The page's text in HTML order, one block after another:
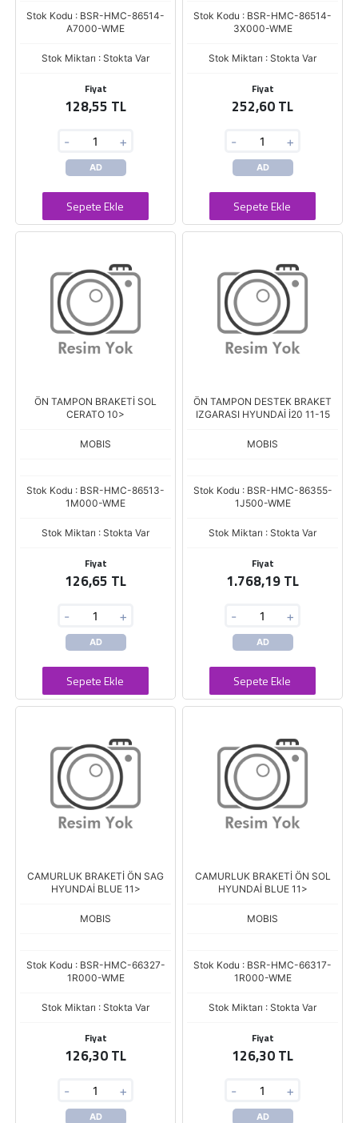
Stok Kodu : BSR-HMC-86514-
A7000-WME
Stok Miktarı : Stokta Var
Fiyat
128,55 TL
- +
AD
Sepete Ekle
Stok Kodu : BSR-HMC-86514-
3X000-WME
Stok Miktarı : Stokta Var
Fiyat
252,60 TL
- +
AD
Sepete Ekle
ÖN TAMPON BRAKETİ SOL
CERATO 10>
MOBIS
Stok Kodu : BSR-HMC-86513-
1M000-WME
Stok Miktarı : Stokta Var
Fiyat
126,65 TL
- +
AD
Sepete Ekle
ÖN TAMPON DESTEK BRAKET
IZGARASI HYUNDAİ İ20 11-15
MOBIS
Stok Kodu : BSR-HMC-86355-
1J500-WME
Stok Miktarı : Stokta Var
Fiyat
1.768,19 TL
- +
AD
Sepete Ekle
CAMURLUK BRAKETİ ÖN SAG
HYUNDAİ BLUE 11>
MOBIS
Stok Kodu : BSR-HMC-66327-
1R000-WME
Stok Miktarı : Stokta Var
Fiyat
126,30 TL
- +
AD
CAMURLUK BRAKETİ ÖN SOL
HYUNDAİ BLUE 11>
MOBIS
Stok Kodu : BSR-HMC-66317-
1R000-WME
Stok Miktarı : Stokta Var
Fiyat
126,30 TL
- +
AD